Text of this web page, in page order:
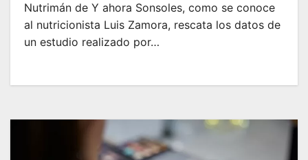
Nutrimán de Y ahora Sonsoles, como se conoce
al nutricionista Luis Zamora, rescata los datos de
un estudio realizado por…